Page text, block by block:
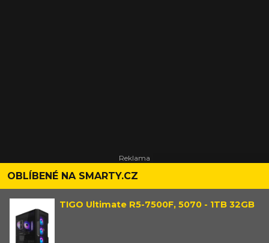
OBLÍBENÉ NA SMARTY.CZ
TIGO Ultimate R5-7500F, 5070 - 1TB 32GB